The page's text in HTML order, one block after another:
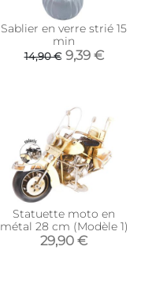
Sablier en verre strié 15
min
14,90 € 9,39 €
Statuette moto en
métal 28 cm (Modèle 1)
29,90 €